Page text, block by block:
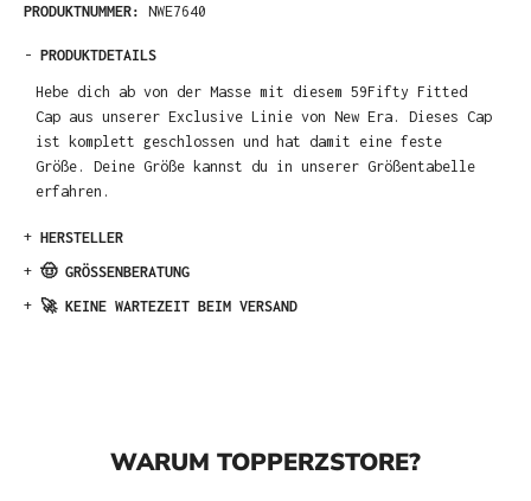
PRODUKTNUMMER: NWE7640
- PRODUKTDETAILS
Hebe dich ab von der Masse mit diesem 59Fifty Fitted
Cap aus unserer Exclusive Linie von New Era. Dieses Cap
ist komplett geschlossen und hat damit eine feste
Größe. Deine Größe kannst du in unserer Größentabelle
erfahren.
+ HERSTELLER
+ 🤠 GRÖSSENBERATUNG
+ 🚀 KEINE WARTEZEIT BEIM VERSAND
WARUM TOPPERZSTORE?